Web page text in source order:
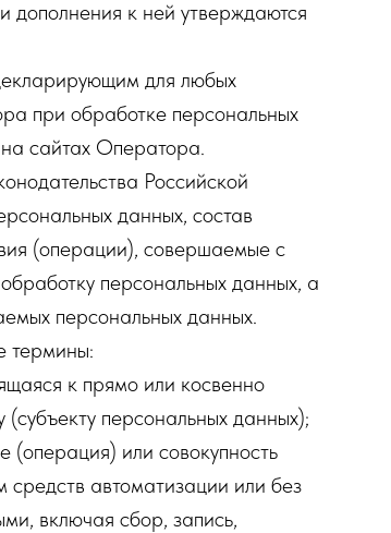
к ней утверждаются
для любых
при обработке персональных
сайтах Оператора.
Российской
данных, состав
(операции), совершаемые с
персональных данных, а
персональных данных.
термины:
к прямо или косвенно
персональных данных);
(операция) или совокупность
автоматизации или без
включая сбор, запись,